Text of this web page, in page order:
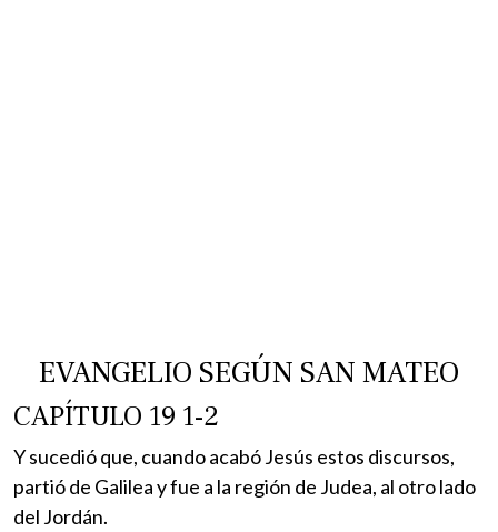
EVANGELIO SEGÚN SAN MATEO
CAPÍTULO 19 1-2
Y sucedió que, cuando acabó Jesús estos discursos,
partió de Galilea y fue a la región de Judea, al otro lado
del Jordán.